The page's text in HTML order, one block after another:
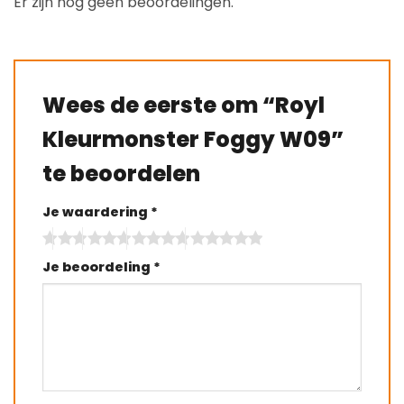
Wees de eerste om “Royl
Kleurmonster Foggy W09”
te beoordelen
Je waardering *
Je beoordeling *